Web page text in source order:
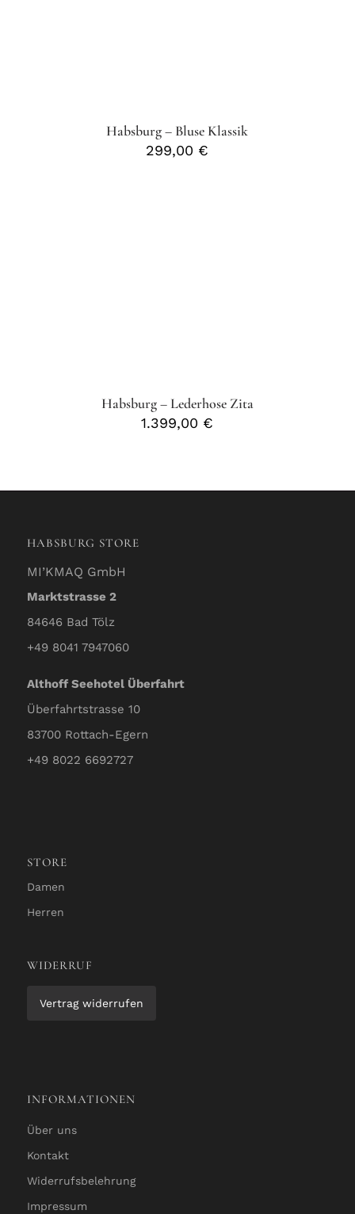
Habsburg – Bluse Klassik
299,00 €
Habsburg – Lederhose Zita
1.399,00 €
HABSBURG STORE
MI’KMAQ GmbH
Marktstrasse 2
84646 Bad Tölz
+49 8041 7947060
Althoff Seehotel Überfahrt
Überfahrtstrasse 10
83700 Rottach-Egern
+49 8022 6692727
STORE
Damen
Herren
WIDERRUF
Vertrag widerrufen
INFORMATIONEN
Über uns
Kontakt
Widerrufsbelehrung
Impressum